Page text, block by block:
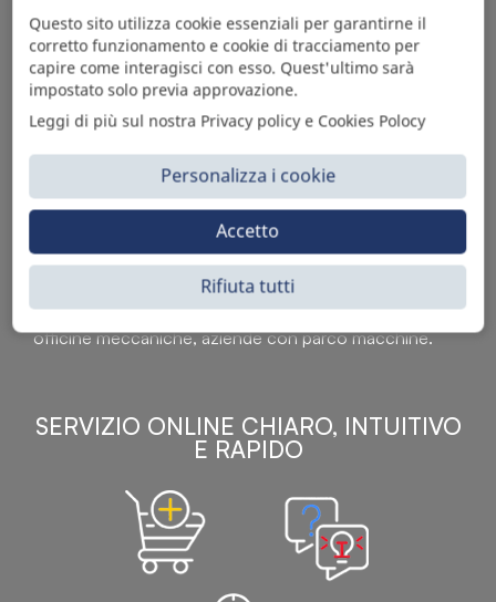
Sì Parts S.r.l. è leader nella distribuzione e vendita di
accessori per veicoli off-highway. Riconosciuto in tutto
il mondo per l’elevato standard qualitativo dei prodotti a
catalogo, attraverso la vendita B2B del ricco
assortimento di articoli originali rivolti a ricambisti,
officine meccaniche, aziende con parco macchine.
SERVIZIO ONLINE CHIARO, INTUITIVO
E RAPIDO
Questo sito utilizza cookie essenziali per garantirne il
corretto funzionamento e cookie di tracciamento per
capire come interagisci con esso. Quest'ultimo sarà
impostato solo previa approvazione.
Leggi di più sul nostra Privacy policy e Cookies Polocy
Personalizza i cookie
Rifiuta tutti
Accetto